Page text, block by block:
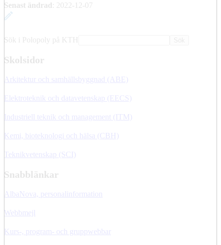
Senast ändrad
2022-12-07
Sök i Polopoly på KTH
Skolsidor
Arkitektur och samhällsbyggnad (ABE)
Elektroteknik och datavetenskap (EECS)
Industriell teknik och management (ITM)
Kemi, bioteknologi och hälsa (CBH)
Teknikvetenskap (SCI)
Snabblänkar
AlbaNova, personalinformation
Webbmejl
Kurs-, program- och gruppwebbar